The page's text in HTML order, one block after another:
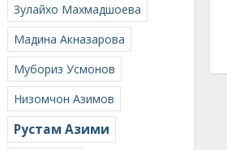
Зулайхо Махмадшоева
Мадина Акназарова
Мубориз Усмонов
Низомчон Азимов
Рустам Азими